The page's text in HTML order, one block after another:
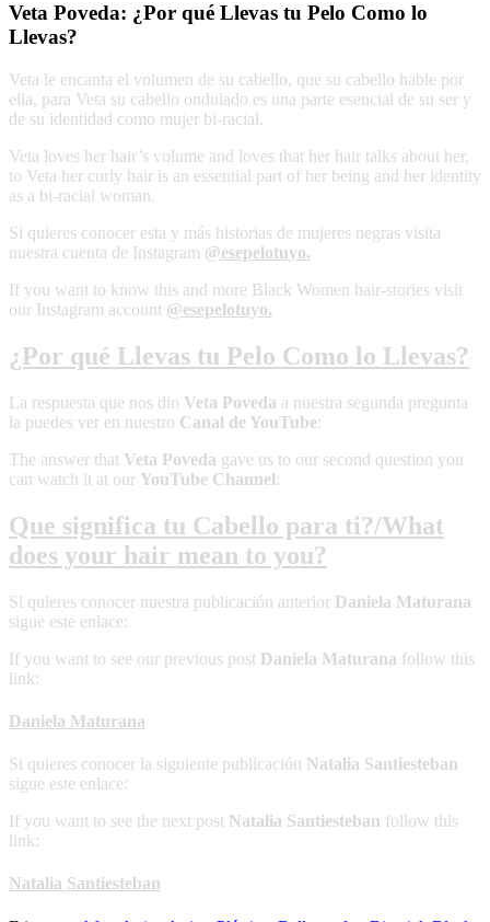
Veta Poveda: ¿Por qué Llevas tu Pelo Como lo
Llevas?
Veta le encanta el volumen de su cabello, que su cabello hable por
ella, para Veta su cabello ondulado es una parte esencial de su ser y
de su identidad como mujer bi-racial.
Veta loves her hair’s volume and loves that her hair talks about her,
to Veta her curly hair is an essential part of her being and her identity
as a bi-racial woman.
Si quieres conocer esta y más historias de mujeres negras visita
nuestra cuenta de Instagram @esepelotuyo.
If you want to know this and more Black Women hair-stories visit
our Instagram account @esepelotuyo.
¿Por qué Llevas tu Pelo Como lo Llevas?
La respuesta que nos dio Veta Poveda a nuestra segunda pregunta
la puedes ver en nuestro Canal de YouTube:
The answer that Veta Poveda gave us to our second question you
can watch it at our YouTube Channel:
Que significa tu Cabello para ti?/What
does your hair mean to you?
Si quieres conocer nuestra publicación anterior Daniela Maturana
sigue este enlace:
If you want to see our previous post Daniela Maturana follow this
link:
Daniela Maturana
Si quieres conocer la siguiente publicación Natalia Santiesteban
sigue este enlace:
If you want to see the next post Natalia Santiesteban follow this
link:
Natalia Santiesteban